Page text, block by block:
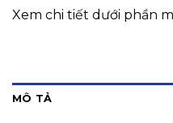
Xem chi tiết dưới phần
MÔ TẢ